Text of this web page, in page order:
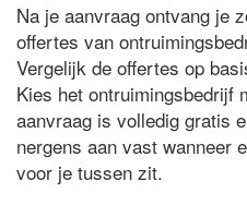
Na je aanvraag ontvang je
offertes van
Vergelijk de offertes op
Kies het ontruimingsbedrijf
aanvraag is volledig gratis
nergens aan vast wanneer
voor je tussen zit.